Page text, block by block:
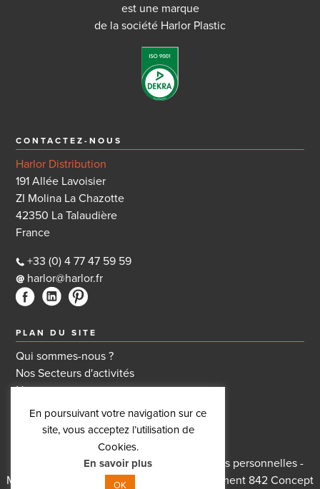
est une marque
de la société Harlor Plastic
CONTACTEZ-NOUS
Harlor Distribution
191 Allée Lavoisier
ZI Molina La Chazotte
42350 La Talaudière
France
+33 (0) 4 77 47 59 59
harlor@harlor.fr
PLAN DU SITE
Qui sommes-nous ?
Nos Secteurs d'activités
Notre gamme
Nos actualités
Nous contacter
Conditions générales de ventes Données personnelles-
Mentions légales
Plan du site Référencement 842 Concept
En poursuivant votre navigation sur ce
site, vous acceptez l’utilisation de
Cookies.
En savoir plus
OK